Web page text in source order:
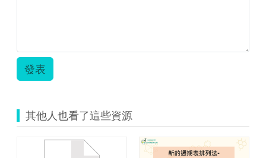
發表
其他人也看了這些資源